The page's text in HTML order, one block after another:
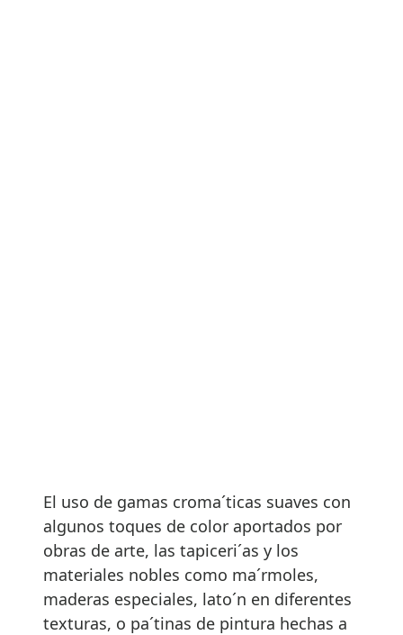
El uso de gamas croma´ticas suaves con
algunos toques de color aportados por
obras de arte, las tapiceri´as y los
materiales nobles como ma´rmoles,
maderas especiales, lato´n en diferentes
texturas, o pa´tinas de pintura hechas a